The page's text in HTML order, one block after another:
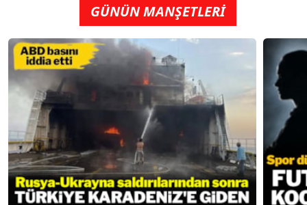
GÜNÜN MANŞETLERİ